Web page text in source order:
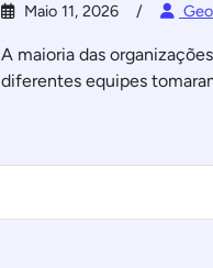
Maio 11, 2026
A maioria das
diferentes equipes